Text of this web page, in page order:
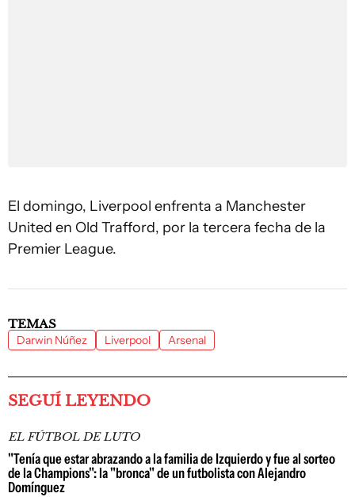
El domingo, Liverpool enfrenta a Manchester
United en Old Trafford, por la tercera fecha de la
Premier League.
TEMAS
Darwin Núñez Liverpool Arsenal
SEGUÍ LEYENDO
EL FÚTBOL DE LUTO
"Tenía que estar abrazando a la familia de Izquierdo y fue al sorteo
de la Champions": la "bronca" de un futbolista con Alejandro
Domínguez